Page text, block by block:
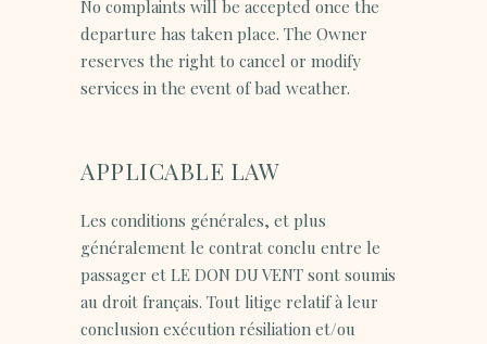
No complaints will be accepted once the
departure has taken place. The Owner
reserves the right to cancel or modify
services in the event of bad weather.
APPLICABLE LAW
Les conditions générales, et plus
généralement le contrat conclu entre le
passager et LE DON DU VENT sont soumis
au droit français. Tout litige relatif à leur
conclusion exécution résiliation et/ou